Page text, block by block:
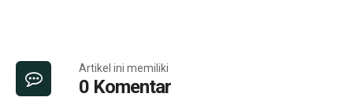
Artikel ini memiliki
0 Komentar